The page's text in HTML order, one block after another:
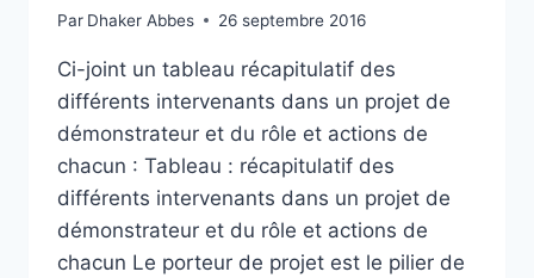
Par Dhaker Abbes 26 septembre 2016
Ci-joint un tableau récapitulatif des
différents intervenants dans un projet de
démonstrateur et du rôle et actions de
chacun : Tableau : récapitulatif des
différents intervenants dans un projet de
démonstrateur et du rôle et actions de
chacun Le porteur de projet est le pilier de